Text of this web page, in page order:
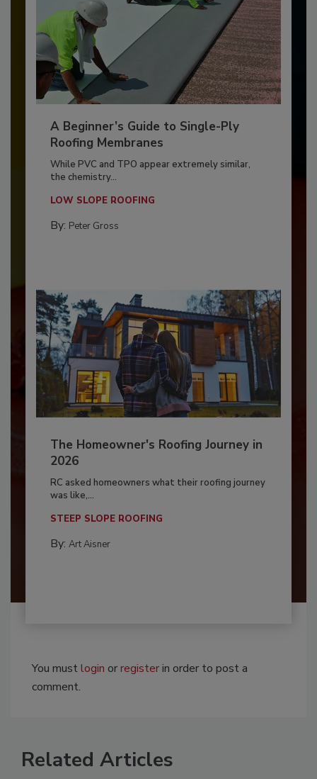
A Beginner’s Guide to Single-Ply
Roofing Membranes
While PVC and TPO appear extremely similar,
the chemistry...
LOW SLOPE ROOFING
By: Peter Gross
The Homeowner's Roofing Journey in
2026
RC asked homeowners what their roofing journey
was like,...
STEEP SLOPE ROOFING
By: Art Aisner
You mustlogin orregisterin order to post a
comment.
Related Articles